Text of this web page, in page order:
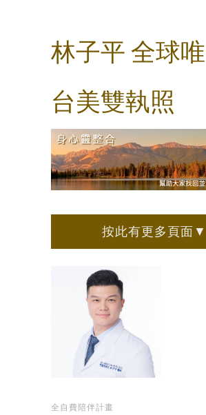
林子平 全球
台美雙執照
按此有更多頁面▼
全自費陪伴計畫